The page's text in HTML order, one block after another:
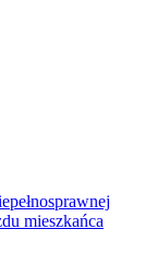
mieszkańca